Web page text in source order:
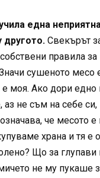
една
Свекърът
правила
сушеното месо
моя. Ако дори едно
аз не съм на себе
че месото е
храна и тя е
Що за глупави
не му пукаше